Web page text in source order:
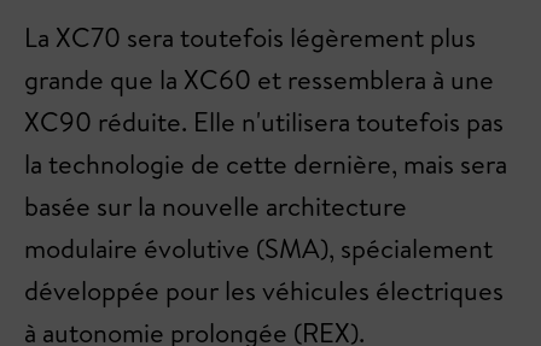
La XC70 sera toutefois légèrement plus
grande que la XC60 et ressemblera à une
XC90 réduite. Elle n'utilisera toutefois pas
la technologie de cette dernière, mais sera
basée sur la nouvelle architecture
modulaire évolutive (SMA), spécialement
développée pour les véhicules électriques
à autonomie prolongée (REX).